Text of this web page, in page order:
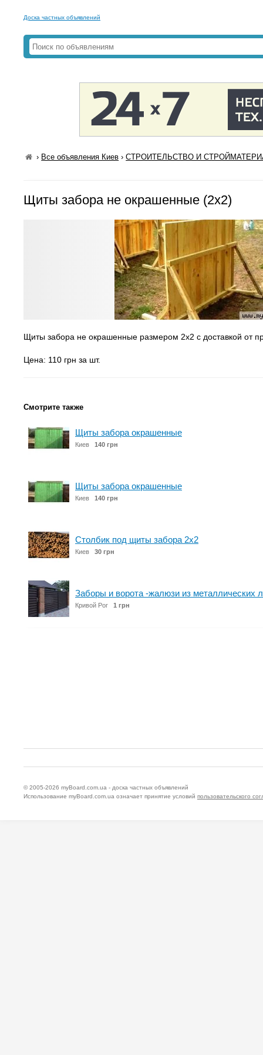
Доска частных объявлений
› Все объявления Киев ›СТРОИТЕЛЬСТВО И
Щиты забора не окрашенные (2х2)
Щиты забора не окрашенные размером 2х2 с доставкой от
Цена: 110 грн за шт.
Смотрите также
Щиты забора окрашенные
Киев 140 грн
Щиты забора окрашенные
Киев 140 грн
Столбик под щиты забора 2х2
Киев 30 грн
Заборы и ворота -жалюзи из металлических
Кривой Рог 1 грн
© 2005-2026 myBoard.com.ua - доска частных объявлений
Использование myBoard.com.ua означает принятие условий пользовательского